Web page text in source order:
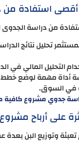
استفادة
من دراسة الجدوى
تحليل نتائج
التحليل المالي في
أداة مهمة لوضع
في السوق.
جدوي مشروع كافية
على أرباح مشروع
تعبئة وتوزيع البن